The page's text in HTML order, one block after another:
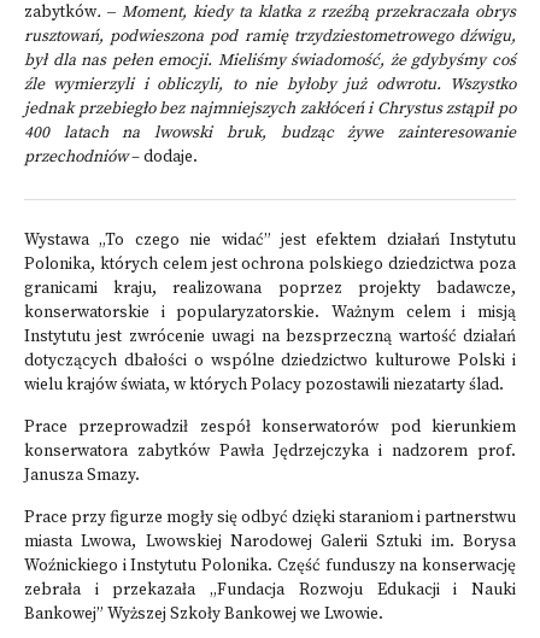
zabytków. ‒ Moment, kiedy ta klatka z rzeźbą przekraczała obrys
rusztowań, podwieszona pod ramię trzydziestometrowego dźwigu,
był dla nas pełen emocji. Mieliśmy świadomość, że gdybyśmy coś
źle wymierzyli i obliczyli, to nie byłoby już odwrotu. Wszystko
jednak przebiegło bez najmniejszych zakłóceń i Chrystus zstąpił po
400 latach na lwowski bruk, budząc żywe zainteresowanie
przechodniów– dodaje.
Wystawa „To czego nie widać” jest efektem działań Instytutu
Polonika, których celem jest ochrona polskiego dziedzictwa poza
granicami kraju, realizowana poprzez projekty badawcze,
konserwatorskie i popularyzatorskie. Ważnym celem i misją
Instytutu jest zwrócenie uwagi na bezsprzeczną wartość działań
dotyczących dbałości o wspólne dziedzictwo kulturowe Polski i
wielu krajów świata, w których Polacy pozostawili niezatarty ślad.
Prace przeprowadził zespół konserwatorów pod kierunkiem
konserwatora zabytków Pawła Jędrzejczyka i nadzorem prof.
Janusza Smazy.
Prace przy figurze mogły się odbyć dzięki staraniom i partnerstwu
miasta Lwowa, Lwowskiej Narodowej Galerii Sztuki im. Borysa
Woźnickiego i Instytutu Polonika. Część funduszy na konserwację
zebrała i przekazała „Fundacja Rozwoju Edukacji i Nauki
Bankowej” Wyższej Szkoły Bankowej we Lwowie.